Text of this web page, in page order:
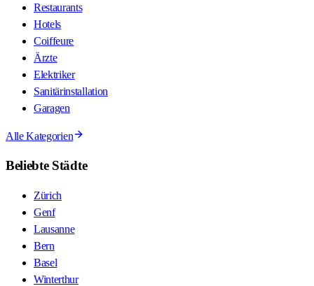
Restaurants
Hotels
Coiffeure
Ärzte
Elektriker
Sanitärinstallation
Garagen
Alle Kategorien
Beliebte Städte
Zürich
Genf
Lausanne
Bern
Basel
Winterthur